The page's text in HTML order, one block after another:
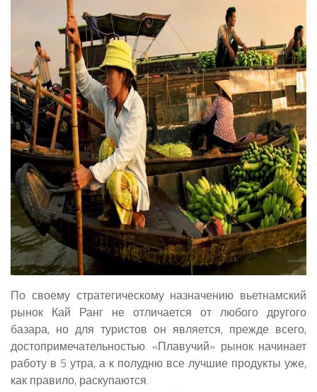
По своему стратегическому назначению вьетнамский
рынок Кай Ранг не отличается от любого другого
базара, но для туристов он является, прежде всего,
достопримечательностью. «Плавучий» рынок начинает
работу в 5 утра, а к полудню все лучшие продукты уже,
как правило, раскупаются.